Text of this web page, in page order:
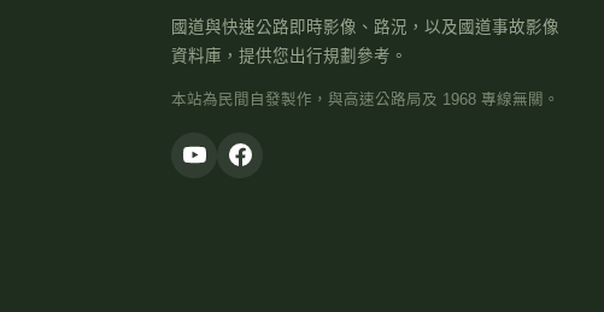
國道與快速公路即時影像、路況，以及國道事故影像
資料庫，提供您出行規劃參考。
本站為民間自發製作，與高速公路局及 1968 專線無關。